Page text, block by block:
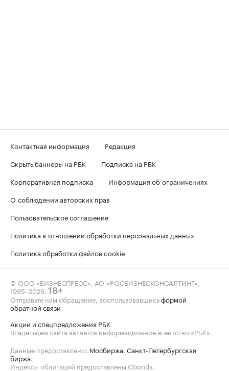
Контактная информация
Редакция
Скрыть баннеры на РБК
Подписка на РБК
Корпоративная подписка
Информация об ограничениях
О соблюдении авторских прав
Пользовательское соглашение
Политика в отношении обработки персональных данных
Политика обработки файлов cookie
© ООО «БИЗНЕСПРЕСС», АО «РОСБИЗНЕСКОНСАЛТИНГ»,
1995–2026. 18+
Отправьте нам обращение, воспользовавшисьформой
обратной связи
Акции и спецпредложения РБК
Владельцем сайта является информационное агентство «РБК».
Данные предоставлены: Мосбиржа, Санкт-Петербургская
биржа.
Индексы облигаций предоставлены Cbonds.